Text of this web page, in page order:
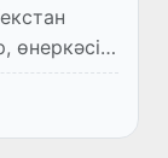
өнеркәсіп
Кипр